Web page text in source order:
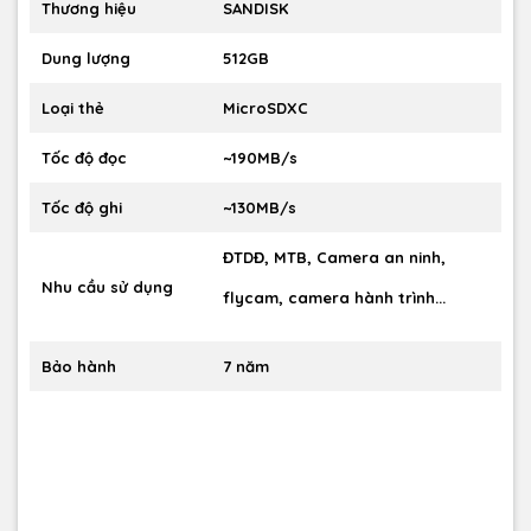
Thương hiệu SANDISK
Dung lượng 512GB
Loại thẻ MicroSDXC
Tốc độ đọc ~190MB/s
Tốc độ ghi ~130MB/s
Nhu cầu sử dụng
ĐTDĐ, MTB, Camera an ninh,
flycam, camera hành trình...
Bảo hành 7 năm